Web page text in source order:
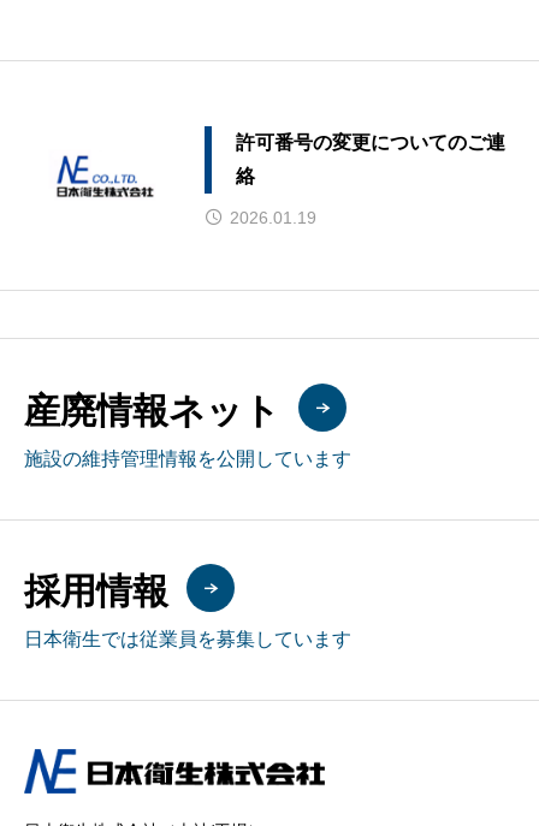
許可番号の変更についてのご連
絡
2026.01.19
産廃情報ネット
施設の維持管理情報を公開しています
採用情報
日本衛生では従業員を募集しています